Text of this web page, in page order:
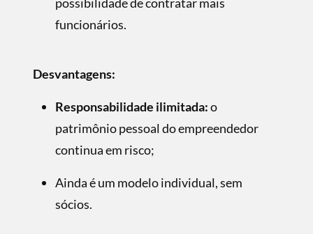
funcionários.
Desvantagens:
Responsabilidade ilimitada:o
patrimônio pessoal do empreendedor
continua em risco;
Ainda é um modelo individual, sem
sócios.